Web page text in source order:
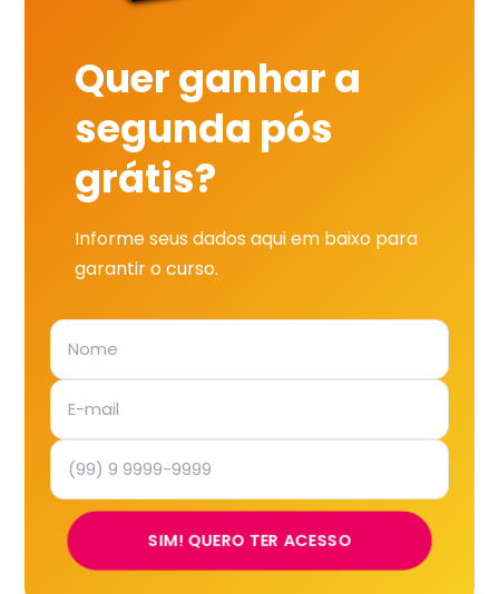
Quer ganhar a
segunda pós
grátis?
Informe seus dados aqui em baixo para
garantir o curso.
SIM! QUERO TER ACESSO